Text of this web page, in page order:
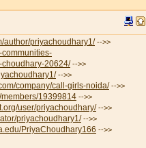
author/priyachoudhary1/-->>
communities-
choudhary-20624/-->>
-->>
company/call-girls-noida/-->>
19399814 -->>
user/priyachoudhary/-->>
priyachoudhary1/-->>
PriyaChoudhary166 -->>